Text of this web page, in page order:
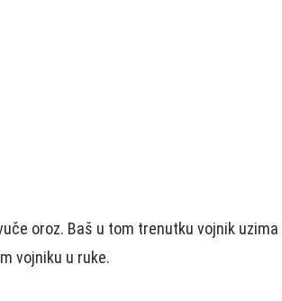
oroz. Baš u tom trenutku vojnik
vojniku u ruke.